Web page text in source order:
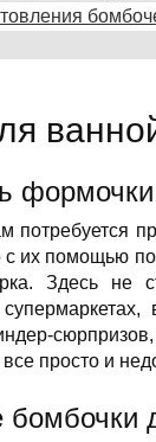
потребуется
с их помощью
Здесь не
просто и